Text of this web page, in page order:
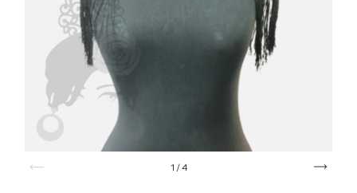
1 /4